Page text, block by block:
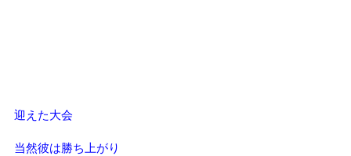
迎えた大会
当然彼は勝ち上がり